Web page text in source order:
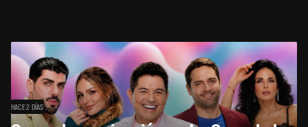
HACE 2 DÍAS